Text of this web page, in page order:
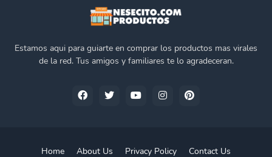
Estamos aqui para guiarte en comprar los productos mas virales
de la red. Tus amigos y familiares te lo agradeceran.
Home About Us Privacy Policy Contact Us